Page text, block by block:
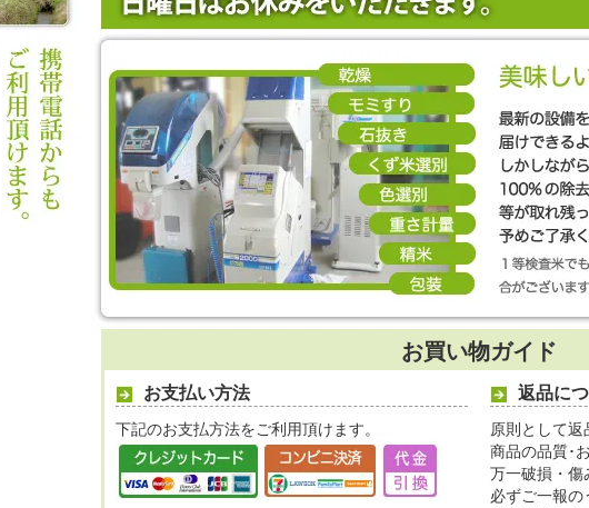
お買い物ガイド
お支払い方法
下記のお支払方法をご利用頂けます。
返品に
原則として
商品の品質･
万一破損・傷
必ずご一報の